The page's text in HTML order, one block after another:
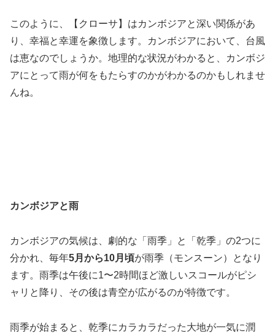
このように、【クローサ】はカンボジアと深い関係があ
り、幸福と幸運を象徴します。カンボジアにおいて、台風
は恵なのでしょうか。地理的な状況がわかると、カンボジ
アにとって雨が何をもたらすのかがわかるのかもしれませ
んね。
カンボジアと雨
カンボジアの気候は、劇的な「雨季」と「乾季」の2つに
分かれ、毎年5月から10月頃が雨季（モンスーン）となり
ます。雨季は午後に1〜2時間ほど激しいスコールがピシ
ャリと降り、その後は青空が広がるのが特徴です。
雨季が始まると、乾季にカラカラだった大地が一気に潤